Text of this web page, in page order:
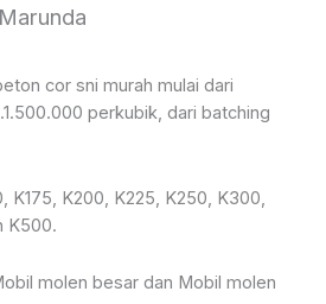
cor sni murah mulai dari
perkubik, dari batching
K175, K200, K225, K250, K300,
K500.
molen besar dan Mobil molen